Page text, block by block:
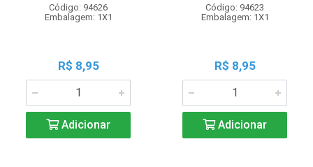
Código: 94626
Embalagem: 1X1
R$ 8,95
Adicionar
Código: 94623
Embalagem: 1X1
R$ 8,95
Adicionar